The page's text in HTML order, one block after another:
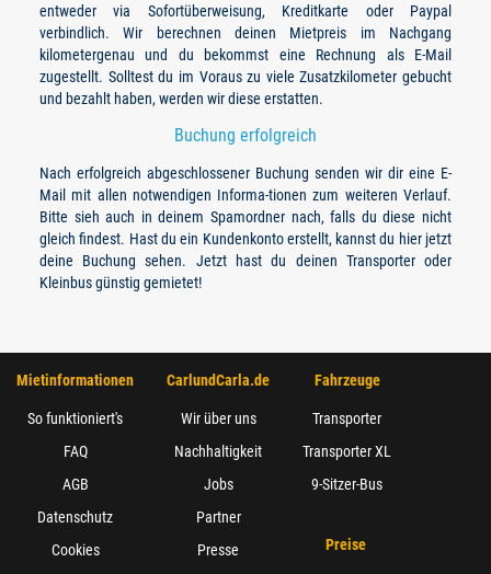
entweder via Sofortüberweisung, Kreditkarte oder Paypal
verbindlich. Wir berechnen deinen Mietpreis im Nachgang
kilometergenau und du bekommst eine Rechnung als E-Mail
zugestellt. Solltest du im Voraus zu viele Zusatzkilometer gebucht
und bezahlt haben, werden wir diese erstatten.
Buchung erfolgreich
Nach erfolgreich abgeschlossener Buchung senden wir dir eine E-
Mail mit allen notwendigen Informa-tionen zum weiteren Verlauf.
Bitte sieh auch in deinem Spamordner nach, falls du diese nicht
gleich findest. Hast du ein Kundenkonto erstellt, kannst du hier jetzt
deine Buchung sehen. Jetzt hast du deinen Transporter oder
Kleinbus günstig gemietet!
Mietinformationen
So funktioniert's
FAQ
AGB
Datenschutz
Cookies
CarlundCarla.de
Wir über uns
Nachhaltigkeit
Jobs
Partner
Presse
Fahrzeuge
Transporter
Transporter XL
9-Sitzer-Bus
Preise